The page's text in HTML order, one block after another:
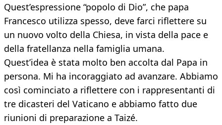
Quest’espressione “popolo di Dio”, che papa
Francesco utilizza spesso, deve farci riflettere su
un nuovo volto della Chiesa, in vista della pace e
della fratellanza nella famiglia umana.
Quest’idea è stata molto ben accolta dal Papa in
persona. Mi ha incoraggiato ad avanzare. Abbiamo
così cominciato a riflettere con i rappresentanti di
tre dicasteri del Vaticano e abbiamo fatto due
riunioni di preparazione a Taizé.